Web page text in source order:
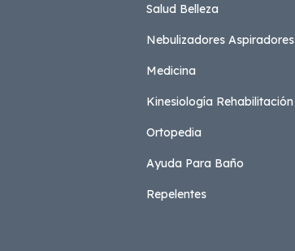
Salud Belleza
Nebulizadores Aspiradores
Medicina
Kinesiología Rehabilitación
Ortopedia
Ayuda Para Baño
Repelentes